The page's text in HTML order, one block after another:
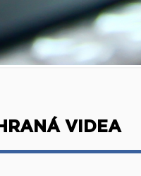
VIDEA